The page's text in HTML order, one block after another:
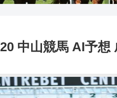
中山競馬 AI予想